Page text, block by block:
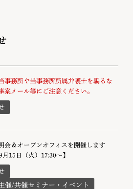
事務所や当事務所所属弁護士を騙るな
案メール等にご注意ください。
会＆オープンオフィスを開催します
月15日（火）17:30～】
催/共催セミナー・イベント